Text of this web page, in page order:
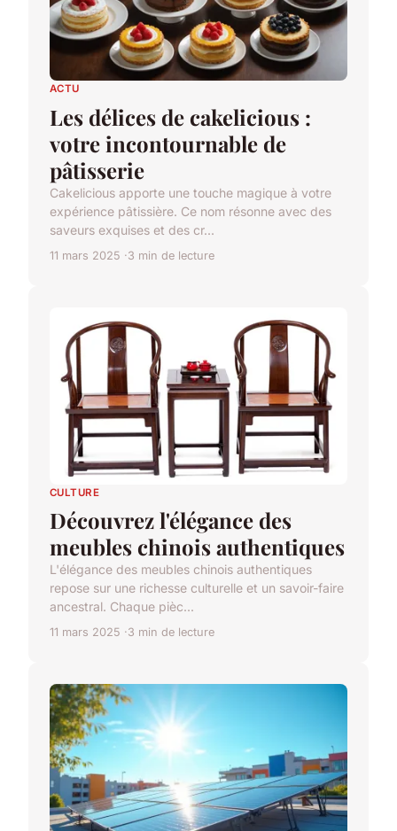
ACTU
Les délices de cakelicious :
votre incontournable de
pâtisserie
Cakelicious apporte une touche magique à votre
expérience pâtissière. Ce nom résonne avec des
saveurs exquises et des cr...
11 mars 2025 3 min de lecture
CULTURE
Découvrez l'élégance des
meubles chinois authentiques
L'élégance des meubles chinois authentiques
repose sur une richesse culturelle et un savoir-faire
ancestral. Chaque pièc...
11 mars 2025 3 min de lecture